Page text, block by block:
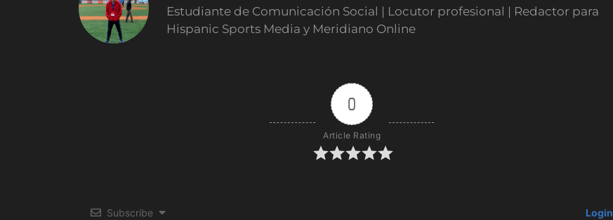
Estudiante de Comunicación Social | Locutor profesional | Redactor para
Hispanic Sports Media y Meridiano Online
0
Article Rating
Subscribe Login